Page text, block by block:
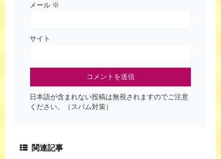
メール ※
サイト
日本語が含まれない投稿は無視されますのでご注意
ください。（スパム対策）
関連記事